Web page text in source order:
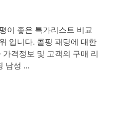
이 좋은 특가리스트 비교
입니다. 콜핑 패딩에 대한
격정보 및 고객의 구매 리
남성 …